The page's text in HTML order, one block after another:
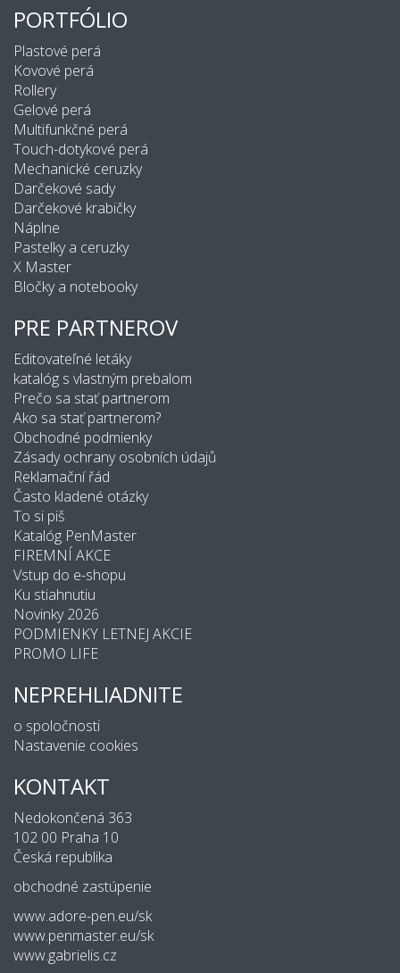
PORTFÓLIO
Plastové perá
Kovové perá
Rollery
Gelové perá
Multifunkčné perá
Touch-dotykové perá
Mechanické ceruzky
Darčekové sady
Darčekové krabičky
Náplne
Pastelky a ceruzky
X Master
Bločky a notebooky
PRE PARTNEROV
Editovateľné letáky
katalóg s vlastným prebalom
Prečo sa stať partnerom
Ako sa stať partnerom?
Obchodné podmienky
Zásady ochrany osobních údajů
Reklamační řád
Často kladené otázky
To si piš
Katalóg PenMaster
FIREMNÍ AKCE
Vstup do e-shopu
Ku stiahnutiu
Novinky 2026
PODMIENKY LETNEJ AKCIE
PROMO LIFE
NEPREHLIADNITE
o spoločnosti
Nastavenie cookies
KONTAKT
Nedokončená 363
102 00 Praha 10
Česká republika
obchodné zastúpenie
www.adore-pen.eu/sk
www.penmaster.eu/sk
www.gabrielis.cz